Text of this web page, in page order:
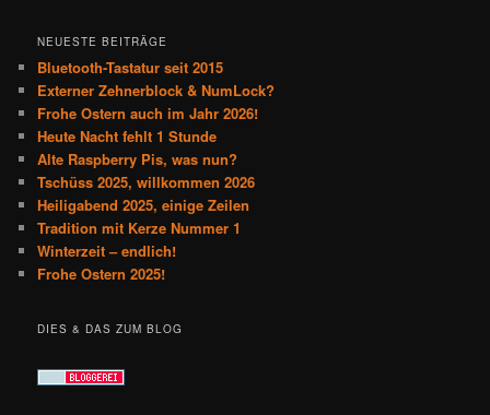
NEUESTE BEITRÄGE
Bluetooth-Tastatur seit 2015
Externer Zehnerblock & NumLock?
Frohe Ostern auch im Jahr 2026!
Heute Nacht fehlt 1 Stunde
Alte Raspberry Pis, was nun?
Tschüss 2025, willkommen 2026
Heiligabend 2025, einige Zeilen
Tradition mit Kerze Nummer 1
Winterzeit – endlich!
Frohe Ostern 2025!
DIES & DAS ZUM BLOG